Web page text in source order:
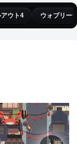
ウト4 ウォブリー